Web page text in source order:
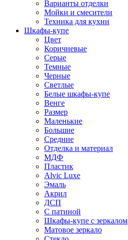
Варианты отделки
Мойки и смесители
Техника для кухни
Шкафы-купе
Цвет
Коричневые
Серые
Темные
Черные
Светлые
Белые шкафы-купе
Венге
Размер
Маленькие
Большие
Средние
Отделка и материал
МДФ
Пластик
Alvic Luxe
Эмаль
Акрил
ДСП
С патиной
Шкафы-купе с зеркалом
Матовое зеркало